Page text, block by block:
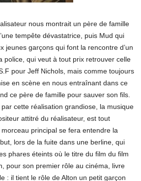
nous montrait un père de famille
tempête dévastatrice, puis Mud qui
jeunes garçons qui font la rencontre d’un
police, qui veut à tout prix retrouver celle
pour Jeff Nichols, mais comme toujours
en scène en nous entraînant dans ce
ce père de famille pour sauver son fils.
cette réalisation grandiose, la musique
attitré du réalisateur, est tout
principal se fera entendre la
lors de la fuite dans une berline, qui
phares éteints où le titre du film du film
pour son premier rôle au cinéma, livre
: il tient le rôle de Alton un petit garçon